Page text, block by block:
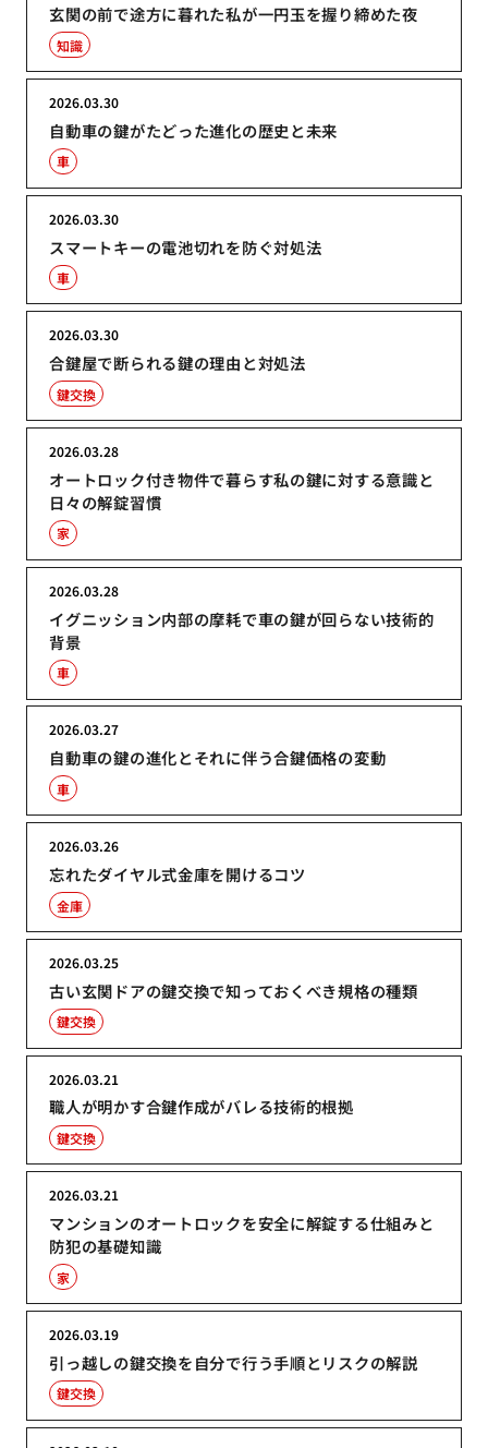
玄関の前で途方に暮れた私が一円玉を握り締めた夜
知識
自動車の鍵がたどった進化の歴史と未来
2026.03.30
車
スマートキーの電池切れを防ぐ対処法
2026.03.30
車
合鍵屋で断られる鍵の理由と対処法
2026.03.30
鍵交換
オートロック付き物件で暮らす私の鍵に対する意識と
日々の解錠習慣
2026.03.28
家
イグニッション内部の摩耗で車の鍵が回らない技術的
背景
2026.03.28
車
自動車の鍵の進化とそれに伴う合鍵価格の変動
2026.03.27
車
忘れたダイヤル式金庫を開けるコツ
2026.03.26
金庫
古い玄関ドアの鍵交換で知っておくべき規格の種類
2026.03.25
鍵交換
職人が明かす合鍵作成がバレる技術的根拠
2026.03.21
鍵交換
マンションのオートロックを安全に解錠する仕組みと
防犯の基礎知識
2026.03.21
家
引っ越しの鍵交換を自分で行う手順とリスクの解説
2026.03.19
鍵交換